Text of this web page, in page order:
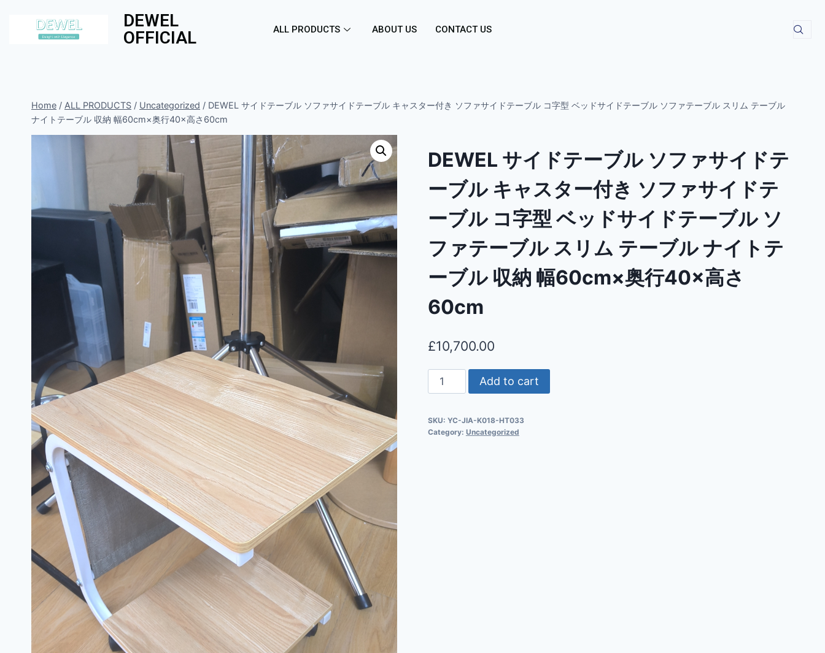
DEWEL
OFFICIAL
ALL PRODUCTS ABOUT US CONTACT US
Home / ALL PRODUCTS / Uncategorized / DEWEL サイドテーブル ソファサイドテーブル キャスター付き ソファサイドテーブル コ字型 ベッドサイドテーブル ソファテーブル スリム テーブル
ナイトテーブル 収納 幅60cm×奥行40×高さ60cm
DEWEL サイドテーブル ソファサイドテ
ーブル キャスター付き ソファサイドテ
ーブル コ字型 ベッドサイドテーブル ソ
ファテーブル スリム テーブル ナイトテ
ーブル 収納 幅60cm×奥行40×高さ
60cm
£10,700.00
Add to cart
SKU: YC-JIA-K018-HT033
Category: Uncategorized